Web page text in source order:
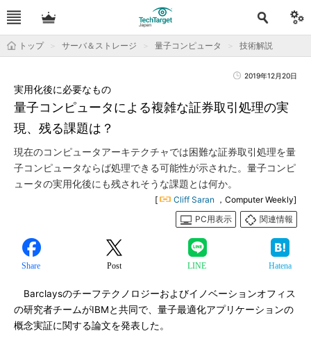
トップ サーバ＆ストレージ 量子コンピュータ 技術解説
2019年12月20日
量子コンピュータによる複雑な証券取引処理の実
現、残る課題は？
実用化後に必要なもの
現在のコンピュータアーキテクチャでは困難な証券取引処理を量
子コンピュータならば処理できる可能性が示された。量子コンピ
ュータの実用化後にも残されそうな課題とは何か。
[ Cliff Saran ，Computer Weekly]
PC用表示
関連情報
Share Post LINE Hatena
Barclaysのチーフテクノロジーおよびイノベーションオフィス
の研究者チームがIBMと共同で、量子最適化アプリケーションの
概念実証に関する論文を発表した。